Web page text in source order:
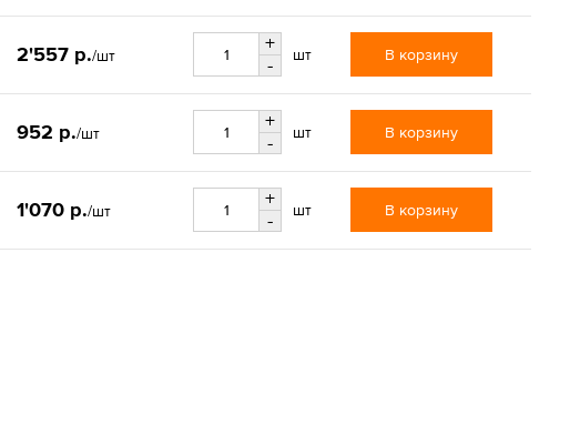
2'557 р./шт
+
-
шт В корзину
952 р./шт
+
-
шт В корзину
1'070 р./шт
+
-
шт В корзину